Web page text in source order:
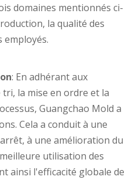
domaines mentionnés ci-
la qualité des
employés.
: En adhérant aux
la mise en ordre et la
Guangchao Mold a
Cela a conduit à une
à une amélioration du
utilisation des
ainsi l'efficacité globale de